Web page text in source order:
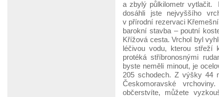
a zbylý půlkilometr vytlačit.
dosáhli jste nejvyššího
v přírodní rezervaci
barokní stavba – poutní
Křížová cesta. Vrchol byl
léčivou vodu, kterou střeží
protéká stříbronosnými
byste neměli minout, je
205 schodech. Z výšky 44
Českomoravské
občerstvíte, můžete